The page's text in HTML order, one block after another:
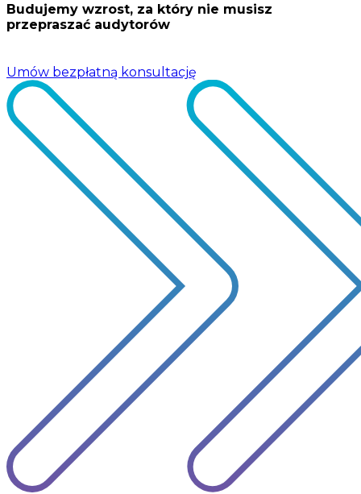
Budujemy wzrost, za który nie musisz
przepraszać audytorów
Umów bezpłatną konsultację